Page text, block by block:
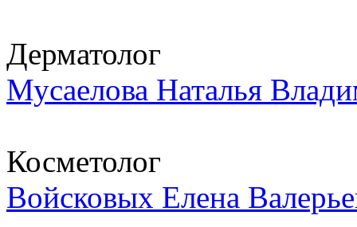
Дерматолог
Мусаелова Наталья
Косметолог
Войсковых Елена